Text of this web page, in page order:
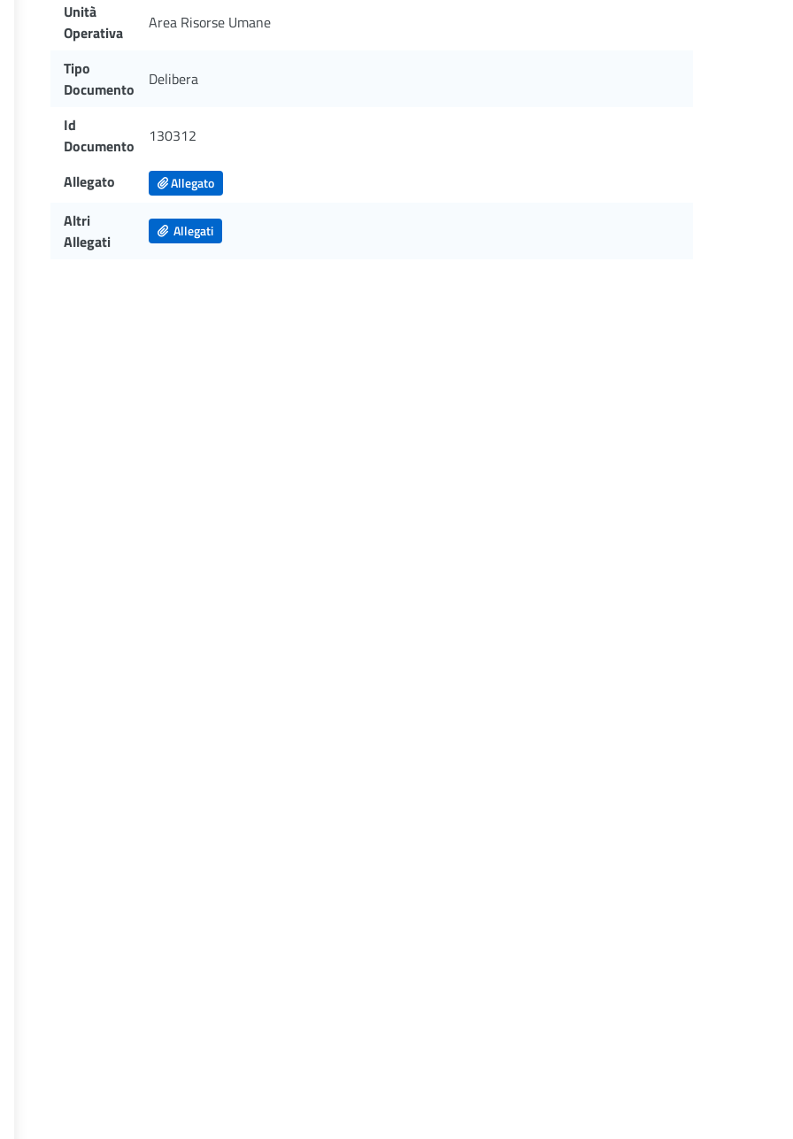
Unità
Operativa
Area Risorse Umane
Tipo
Documento
Delibera
Id
Documento
130312
Allegato Allegato
Altri
Allegati
Allegati